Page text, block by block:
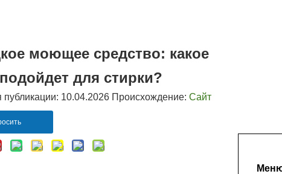
моющее средство: какое
для стирки?
10.04.2026 Происхождение:Сайт